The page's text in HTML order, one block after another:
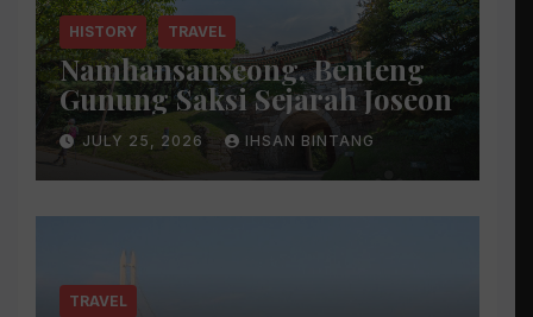
HISTORY TRAVEL
Namhansanseong, Benteng
Gunung Saksi Sejarah Joseon
JULY 25, 2026 IHSAN BINTANG
TRAVEL